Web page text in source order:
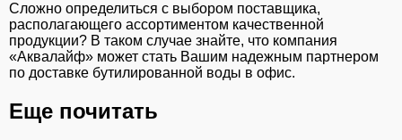
Сложно определиться с выбором поставщика,
располагающего ассортиментом качественной
продукции? В таком случае знайте, что компания
«Аквалайф» может стать Вашим надежным партнером
по доставке бутилированной воды в офис.
Еще почитать